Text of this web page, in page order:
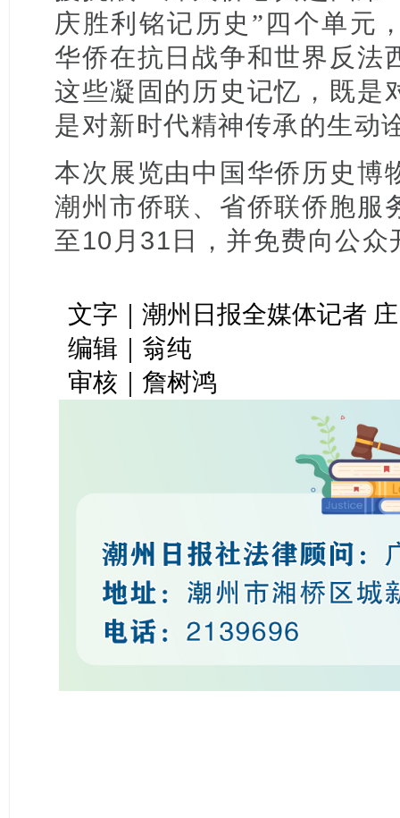
庆胜利铭记历史”四个单元
华侨在抗日战争和世界反法
这些凝固的历史记忆，既是
是对新时代精神传承的生动
本次展览由中国华侨历史博
潮州市侨联、省侨联侨胞服
至10月31日，并免费向公众
文字｜潮州日报全媒体记者
编辑｜翁纯
审核｜詹树鸿